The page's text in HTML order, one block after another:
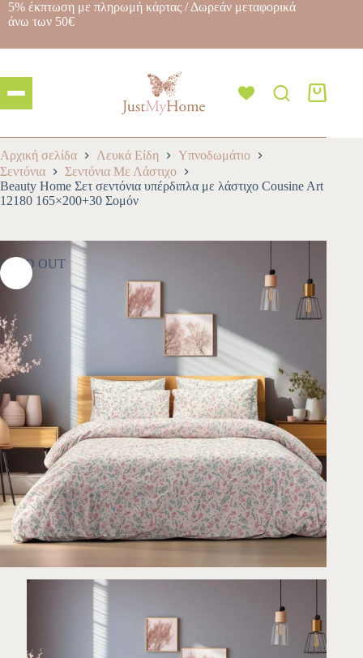
5% έκπτωση με πληρωμή κάρτας / Δωρεάν μεταφορικά
άνω των 50€
Αρχική σελίδα Λευκά Είδη
Υπνοδωμάτιο
Σεντόνια
Σεντόνια Με Λάστιχο
Beauty Home Σετ σεντόνια υπέρδιπλα με λάστιχο Cousine Art
12180 165×200+30 Σομόν
SOLD OUT